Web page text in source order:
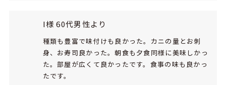
I様 60代男性より
種類も豊富で味付けも良かった。カニの量とお刺
身、お寿司良かった。朝食も夕食同様に美味しかっ
た。部屋が広くて良かったです。食事の味も良かっ
たです。